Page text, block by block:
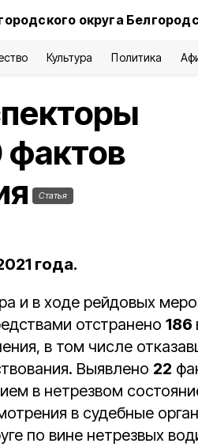
округа
Культура Политика
фактов
Статья
года.
и в ходе рейдовых
отстранено 186
в том числе
Выявлено 22
в нетрезвом
в судебные
по вине нетрезвых